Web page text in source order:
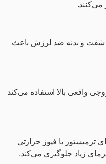
شفت و بدنه ضد لرزش باعث
واقعی بالا استفاده می‌کند
ترمیستور یا فیوز حرارتی
زیاد جلوگیری می‌کند.